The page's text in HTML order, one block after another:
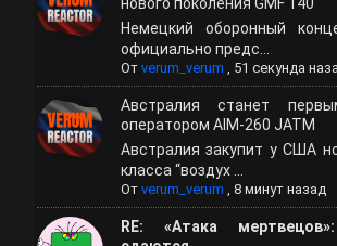
Немецкий оборонный
официально предс...
От verum_verum , 51 секунда
Австралия станет
оператором AIM-260 JATM
Австралия закупит у США
класса “воздух ...
От verum_verum , 8 минут назад
RE: «Атака